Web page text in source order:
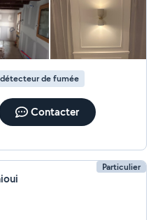
de fumée
Contacter
Particulier